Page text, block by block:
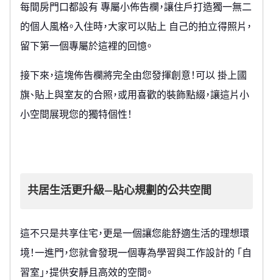
每間房門口都設有 專屬小佈告欄，讓住戶打造獨一無二
的個人風格。入住時，大家可以貼上 自己的拍立得照片，
留下第一個專屬於這裡的回憶。
接下來，這塊佈告欄將完全由您發揮創意！可以 掛上國
旗、貼上與室友的合照，或用喜歡的裝飾點綴，讓這片小
小空間展現您的獨特個性！
共居生活更升級—貼心規劃的公共空間
這不只是共享住宅，更是一個讓您能舒適生活的理想環
境！一進門，您就會發現一個專為學習與工作設計的 「自
習室」，提供安靜且高效的空間。